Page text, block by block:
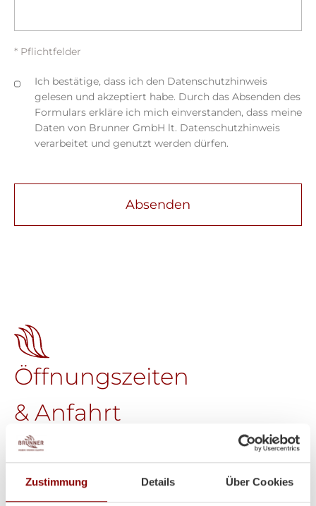
Zustimmung Details Über Cookies
* Pflichtfelder
Ich bestätige, dass ich den Datenschutzhinweis
gelesen und akzeptiert habe. Durch das Absenden des
Formulars erkläre ich mich einverstanden, dass meine
Daten von Brunner GmbH lt. Datenschutzhinweis
verarbeitet und genutzt werden dürfen.
Absenden
Öffnungszeiten
& Anfahrt
Brunner GmbH